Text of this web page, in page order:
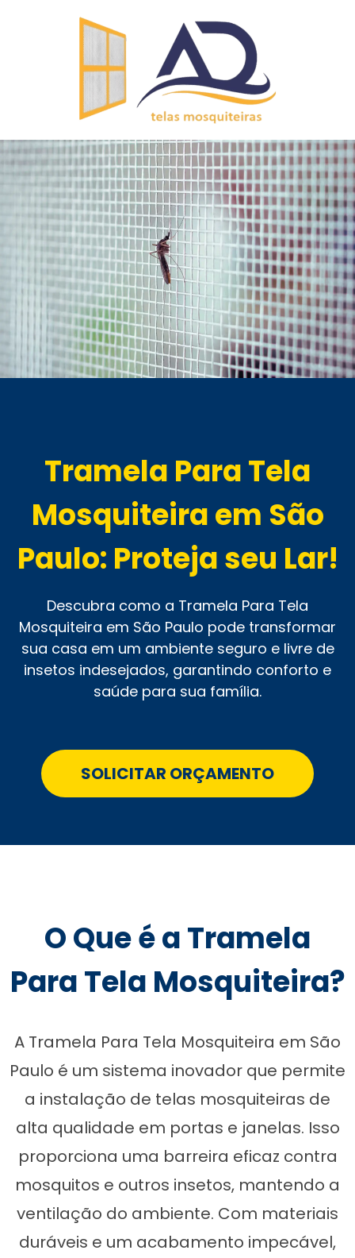
Tramela Para Tela
Mosquiteira em São
Paulo: Proteja seu Lar!
Descubra como a Tramela Para Tela
Mosquiteira em São Paulo pode transformar
sua casa em um ambiente seguro e livre de
insetos indesejados, garantindo conforto e
saúde para sua família.
SOLICITAR ORÇAMENTO
O Que é a Tramela
Para Tela Mosquiteira?
A Tramela Para Tela Mosquiteira em São
Paulo é um sistema inovador que permite
a instalação de telas mosquiteiras de
alta qualidade em portas e janelas. Isso
proporciona uma barreira eficaz contra
mosquitos e outros insetos, mantendo a
ventilação do ambiente. Com materiais
duráveis e um acabamento impecável,